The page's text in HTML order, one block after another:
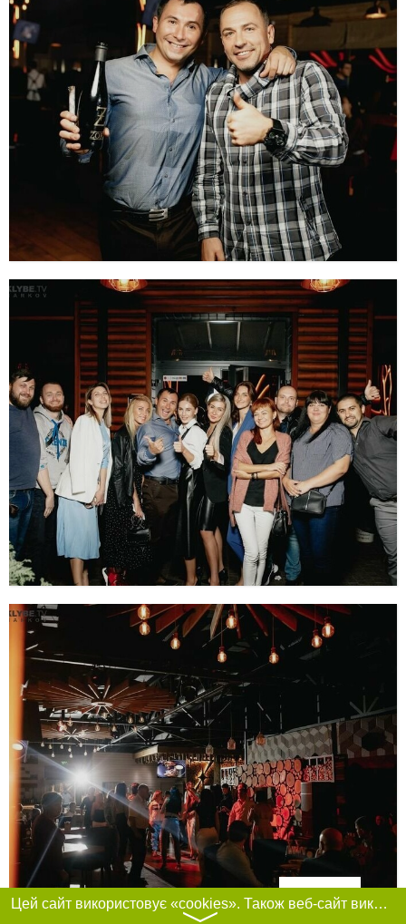
Фільтри
Цей сайт використовує «cookies». Також веб-сайт використовує інтернет-сервіс для збору технічних даних стосовно відвідувачів з метою отримання маркетингової та статистичної інформації. Умови обробки даних відвідувачів сайту див.
〉